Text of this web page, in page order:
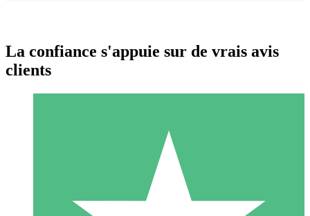
Packs de Crédits Individuels
Payez à l'utilisation avec des crédits de téléchargement. Sans
La confiance s'appuie sur de vrais avis
clients